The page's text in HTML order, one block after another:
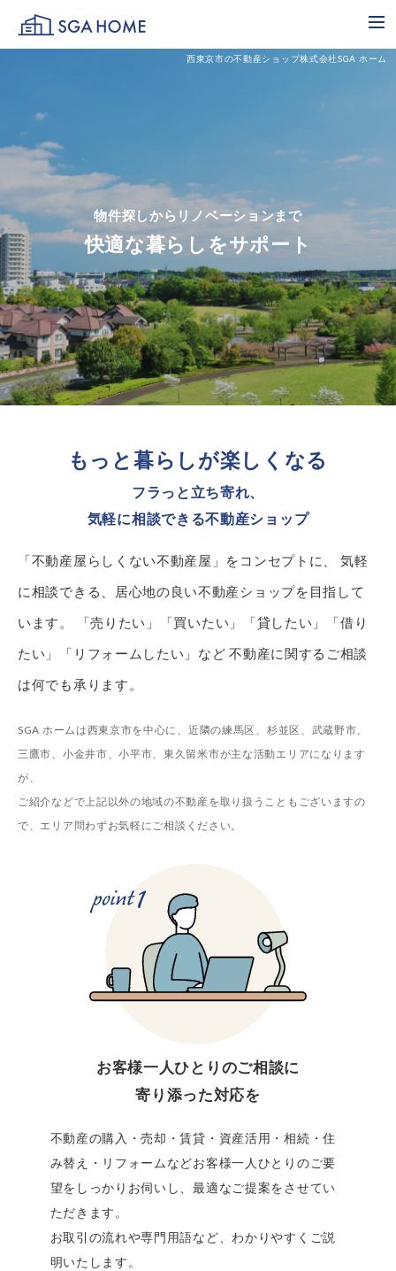
西東京市の不動産ショップ株式会社SGA ホーム
物件探しからリノベーションまで
快適な暮らしをサポート
もっと暮らしが楽しくなる
フラっと立ち寄れ、
気軽に相談できる不動産ショップ
「不動産屋らしくない不動産屋」をコンセプトに、
気軽
に相談できる、居心地の良い不動産ショップを目指して
います。
「売りたい」「買いたい」「貸したい」「借り
たい」「リフォームしたい」など 不動産に関するご相談
は何でも承ります。
SGA ホームは西東京市を中心に、近隣の練馬区、杉並区、 武蔵野市、
三鷹市、小金井市、小平市、東久留米市が主な活動エリアになります
が、
ご紹介などで上記以外の地域の不動産を取り扱うこともございますの
で、 エリア問わずお気軽にご相談ください。
お客様一人ひとりのご相談に
寄り添った対応を
不動産の購入・売却・賃貸・資産活用・相続・住
み替え・リフォームなどお客様一人ひとりのご要
望をしっかりお伺いし、最適なご提案をさせてい
ただきます。
お取引の流れや専門用語など、わかりやすくご説
明いたします。